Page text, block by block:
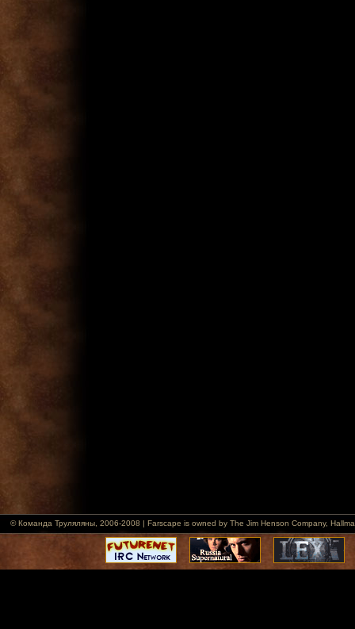
© Команда Труляляны, 2006-2008 | Farscape is owned by The Jim Henson Company,